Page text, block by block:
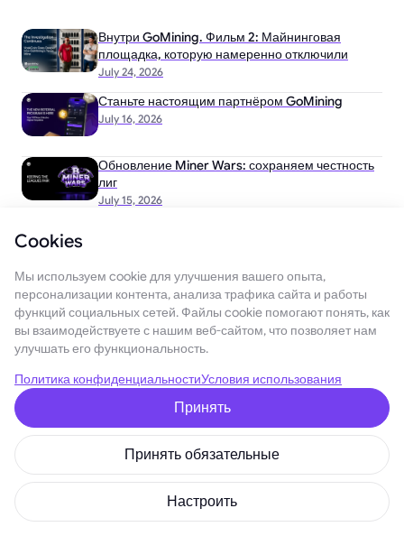
July 24, 2026
Внутри GoMining. Фильм 2: Майнинговая
площадка, которую намеренно отключили
July 16, 2026
Станьте настоящим партнёром GoMining
July 15, 2026
Обновление Miner Wars: сохраняем честность
лиг
Вам может быть интересно:
VIP Referral Raffle: Превратите приглашённых друзей
ТОП-5 лучших и худших сценариев цены Monad
(MON) в 2026 году
Топ‑3 лучших и худших прогнозов цены Polkadot
Cookies
Мы используем cookie для улучшения вашего опыта,
персонализации контента, анализа трафика сайта и работы
функций социальных сетей. Файлы cookie помогают понять, как
вы взаимодействуете с нашим веб-сайтом, что позволяет нам
улучшать его функциональность.
Политика конфиденциальностиУсловия использования
Принять
Принять обязательные
Настроить